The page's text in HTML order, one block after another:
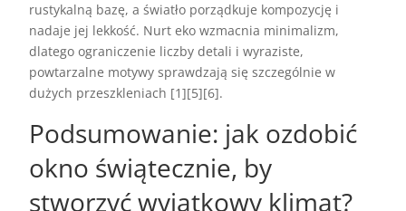
rustykalną bazę, a światło porządkuje kompozycję i
nadaje jej lekkość. Nurt eko wzmacnia minimalizm,
dlatego ograniczenie liczby detali i wyraziste,
powtarzalne motywy sprawdzają się szczególnie w
dużych przeszkleniach [1][5][6].
Podsumowanie: jak ozdobić
okno świątecznie, by
stworzyć wyjątkowy klimat?